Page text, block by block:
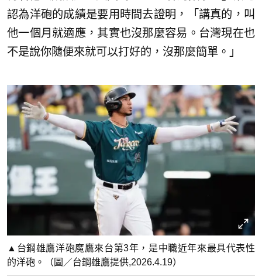
認為洋砲的成績是要用時間去證明，「講真的，叫
他一個月就適應，其實也沒那麼容易。台灣現在也
不是說你隨便來就可以打好的，沒那麼簡單。」
▲台鋼雄鷹洋砲魔鷹來台第3年，是中職近年來最具代表性
的洋砲。（圖／台鋼雄鷹提供,2026.4.19）